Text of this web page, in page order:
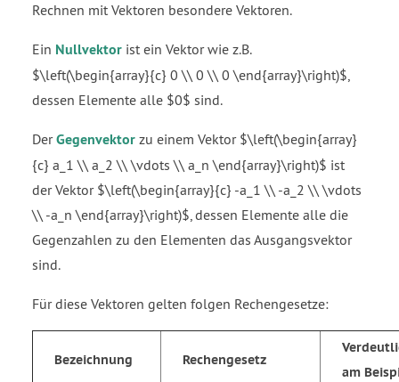
Rechnen mit Vektoren besondere Vektoren.
Ein Nullvektor ist ein Vektor wie z.B.
$\left(\begin{array}{c} 0 \\ 0 \\ 0 \end{array}\right)$,
dessen Elemente alle $0$ sind.
DerGegenvektor zu einem Vektor $\left(\begin{array}
{c} a_1 \\ a_2 \\ \vdots \\ a_n \end{array}\right)$ ist
der Vektor $\left(\begin{array}{c} -a_1 \\ -a_2 \\ \vdots
\\ -a_n \end{array}\right)$, dessen Elemente alle die
Gegenzahlen zu den Elementen das Ausgangsvektor
sind.
Für diese Vektoren gelten folgen Rechengesetze:
Bezeichnung Rechengesetz
am